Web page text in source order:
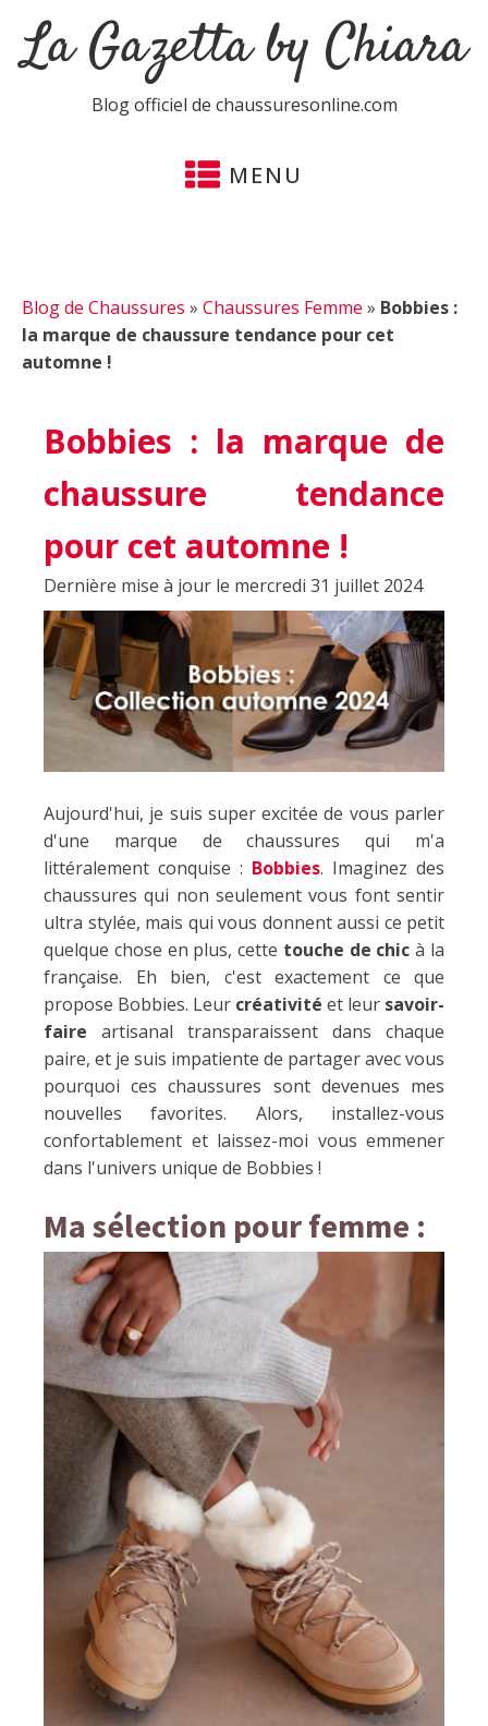
La Gazetta by Chiara
Blog officiel de chaussuresonline.com
MENU
Blog de Chaussures » Chaussures Femme » Bobbies :
la marque de chaussure tendance pour cet
automne !
Bobbies : la marque de
chaussure tendance
pour cet automne !
Dernière mise à jour le mercredi 31 juillet 2024
Aujourd'hui, je suis super excitée de vous parler
d'une marque de chaussures qui m'a
littéralement conquise : Bobbies. Imaginez des
chaussures qui non seulement vous font sentir
ultra stylée, mais qui vous donnent aussi ce petit
quelque chose en plus, cette touche de chic à la
française. Eh bien, c'est exactement ce que
propose Bobbies. Leur créativité et leur savoir-
faire artisanal transparaissent dans chaque
paire, et je suis impatiente de partager avec vous
pourquoi ces chaussures sont devenues mes
nouvelles favorites. Alors, installez-vous
confortablement et laissez-moi vous emmener
dans l'univers unique de Bobbies !
Ma sélection pour femme :